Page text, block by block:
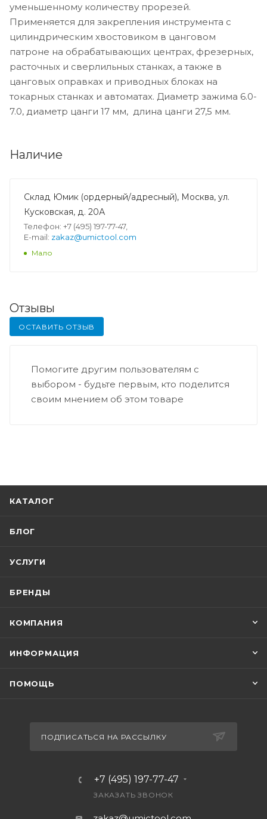
уменьшенному количеству прорезей.
Применяется для закрепления инструмента с
цилиндрическим хвостовиком в цанговом
патроне на обрабатывающих центрах, фрезерных,
расточных и сверлильных станках, а также в
цанговых оправках и приводных блоках на
токарных станках и автоматах. Диаметр зажима 6.0-
7.0, диаметр цанги 17 мм, длина цанги 27,5 мм.
Наличие
Склад Юмик (ордерный/адресный), Москва, ул.
Кусковская, д. 20А
Телефон: +7 (495) 197-77-47,
E-mail: zakaz@umictool.com
Мало
Отзывы
ОСТАВИТЬ ОТЗЫВ
Помогите другим пользователям с
выбором - будьте первым, кто поделится
своим мнением об этом товаре
КАТАЛОГ
БЛОГ
УСЛУГИ
БРЕНДЫ
КОМПАНИЯ
ИНФОРМАЦИЯ
ПОМОЩЬ
ПОДПИСАТЬСЯ НА РАССЫЛКУ
+7 (495) 197-77-47
ЗАКАЗАТЬ ЗВОНОК